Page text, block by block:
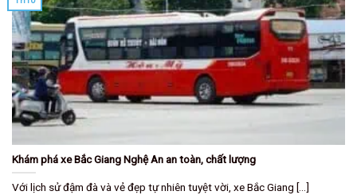
Khám phá xe Bắc Giang Nghệ An an toàn, chất lượng
Với lịch sử đậm đà và vẻ đẹp tự nhiên tuyệt vời, xe Bắc Giang [...]